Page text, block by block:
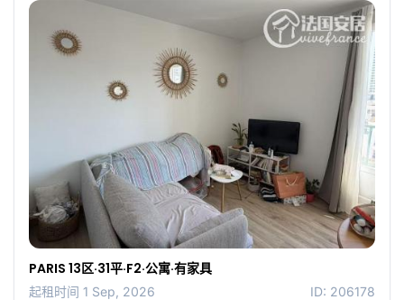
PARIS 13区·31平·F2·公寓·有家具
起租时间 1 Sep, 2026 ID: 206178